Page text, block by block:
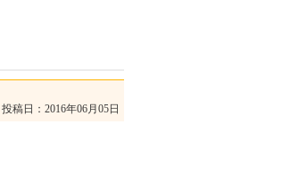
投稿日：2016年06月05日